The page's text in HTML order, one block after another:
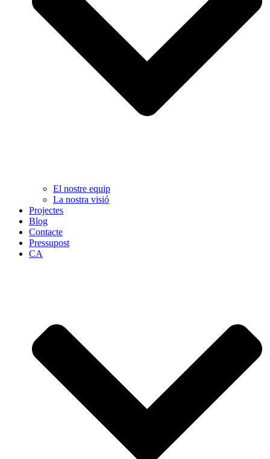
El nostre equip
La nostra visió
Projectes
Blog
Contacte
Pressupost
CA